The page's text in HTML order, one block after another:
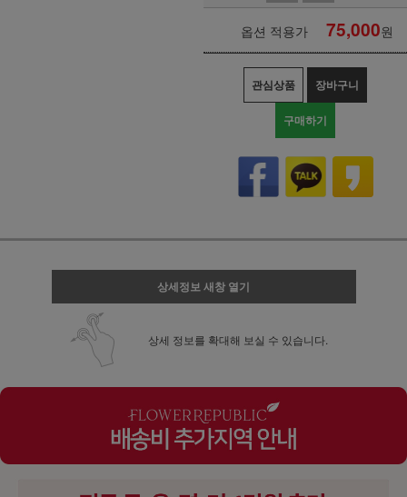
옵션 적용가 75,000원
관심상품 장바구니
구매하기
상세정보 새창 열기
상세 정보를 확대해 보실 수 있습니다.